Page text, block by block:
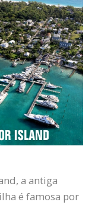
a antiga
é famosa por